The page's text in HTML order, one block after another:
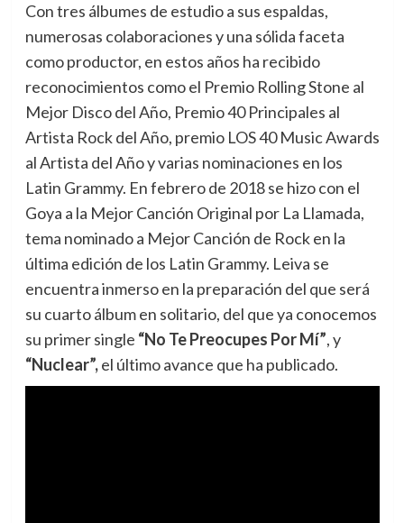
Con tres álbumes de estudio a sus espaldas,
numerosas colaboraciones y una sólida faceta
como productor, en estos años ha recibido
reconocimientos como el Premio Rolling Stone al
Mejor Disco del Año, Premio 40 Principales al
Artista Rock del Año, premio LOS 40 Music Awards
al Artista del Año y varias nominaciones en los
Latin Grammy. En febrero de 2018 se hizo con el
Goya a la Mejor Canción Original por La Llamada,
tema nominado a Mejor Canción de Rock en la
última edición de los Latin Grammy. Leiva se
encuentra inmerso en la preparación del que será
su cuarto álbum en solitario, del que ya conocemos
su primer single “No Te Preocupes Por Mí”, y
“Nuclear”,el último avance que ha publicado.